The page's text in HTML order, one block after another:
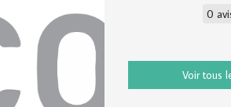
0
Voir tous